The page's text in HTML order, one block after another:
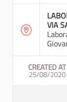
VIA
CREATED AT
25/08/2020